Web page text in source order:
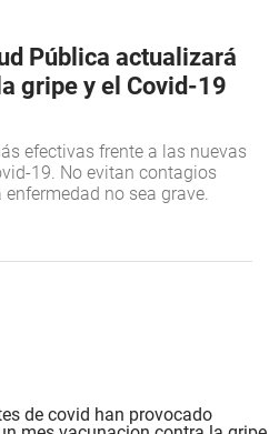
Pública actualizará
gripe y el Covid-19
efectivas frente a las nuevas
19. No evitan contagios
no sea grave.